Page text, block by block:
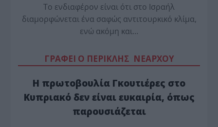
Το ενδιαφέρον είναι ότι στο Ισραήλ
διαμορφώνεται ένα σαφώς αντιτουρκικό κλίμα,
ενώ ακόμη και…
ΓΡΑΦΕΙ Ο ΠΕΡΙΚΛΗΣ ΝΕΑΡΧΟΥ
Η πρωτοβουλία Γκουτιέρες στο
Κυπριακό δεν είναι ευκαιρία, όπως
παρουσιάζεται